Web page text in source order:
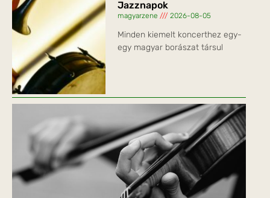
Jazznapok
magyarzene 2026-08-05
Minden kiemelt koncerthez egy-
egy magyar borászat társul